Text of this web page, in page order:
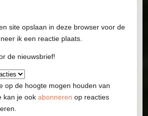
site opslaan in deze browser voor de
ik een reactie plaats.
de nieuwsbrief!
op de hoogte mogen houden van
kan je ook abonneren op reacties